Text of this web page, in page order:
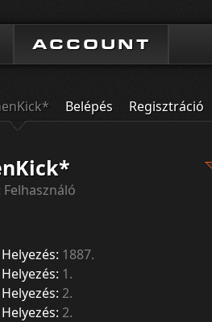
ACCOUNT
Belépés Regisztráció
Felhasználó
Helyezés: 1887.
Helyezés: 1.
Helyezés: 2.
Helyezés: 2.